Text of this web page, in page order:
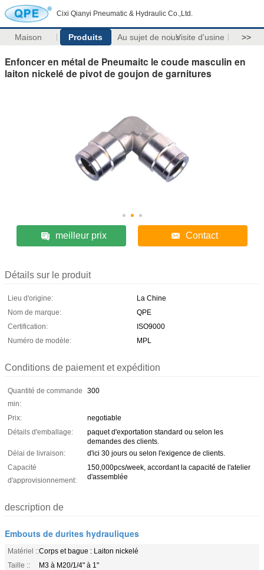
Cixi Qianyi Pneumatic & Hydraulic Co.,Ltd.
Maison Produits Au sujet de nousVisite d'usine >>
Enfoncer en métal de Pneumaitc le coude masculin en
laiton nickelé de pivot de goujon de garnitures
meilleur prix Contact
Détails sur le produit
Lieu d'origine:
La Chine
Nom de marque:
QPE
Certification:
ISO9000
Numéro de modèle:
MPL
Conditions de paiement et expédition
Quantité de commande
min:
300
Prix:
negotiable
Détails d'emballage:
paquet d'exportation standard ou selon les
demandes des clients.
Délai de livraison:
d'ici 30 jours ou selon l'exigence de clients.
Capacité
d'approvisionnement:
150,000pcs/week, accordant la capacité de l'atelier
d'assemblée
description de
Embouts de durites hydrauliques
Matériel ::Corps et bague : Laiton nickelé
Taille ::
M3 à M20/1/4" à 1"